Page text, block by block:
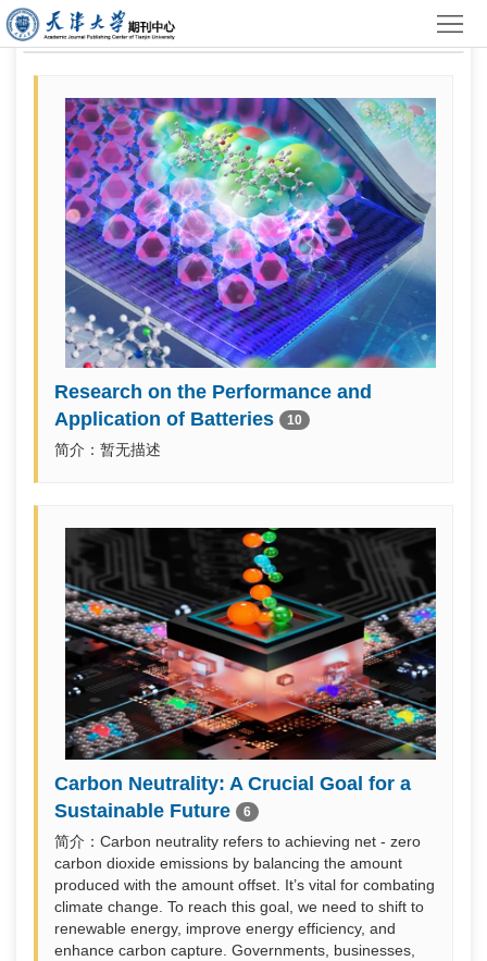
首 专题
Research on the Performance and
Application of Batteries
10
简介：暂无描述
Carbon Neutrality: A Crucial Goal for a
Sustainable Future
6
简介：Carbon neutrality refers to achieving net - zero
carbon dioxide emissions by balancing the amount
produced with the amount offset. It’s vital for combating
climate change. To reach this goal, we need to shift to
renewable energy, improve energy efficiency, and
enhance carbon capture. Governments, businesses,